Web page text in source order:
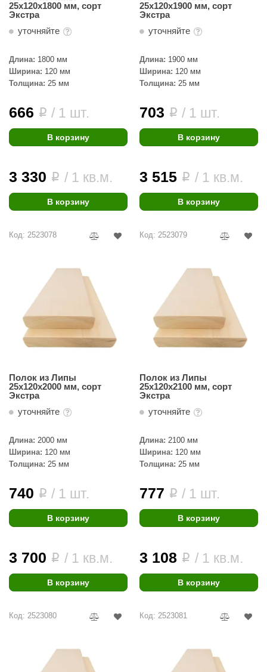
печи
камень
камень
ecology
25х120х1800 мм, сорт
Экстра
уточняйте
Длина: 1800 мм
Ширина: 120 мм
Толщина: 25 мм
666 i / 1 шт.
В корзину
3 330 i / 1 кв.м.
В корзину
25х120х1900 мм, сорт
Экстра
уточняйте
Длина: 1900 мм
Ширина: 120 мм
Толщина: 25 мм
703 i / 1 шт.
В корзину
3 515 i / 1 кв.м.
В корзину
Код: 2523078
Полок из Липы
25х120х2000 мм, сорт
Экстра
уточняйте
Длина: 2000 мм
Ширина: 120 мм
Толщина: 25 мм
740 i / 1 шт.
В корзину
3 700 i / 1 кв.м.
В корзину
Код: 2523079
Полок из Липы
25х120х2100 мм, сорт
Экстра
уточняйте
Длина: 2100 мм
Ширина: 120 мм
Толщина: 25 мм
777 i / 1 шт.
В корзину
3 108 i / 1 кв.м.
В корзину
Код: 2523080 Код: 2523081